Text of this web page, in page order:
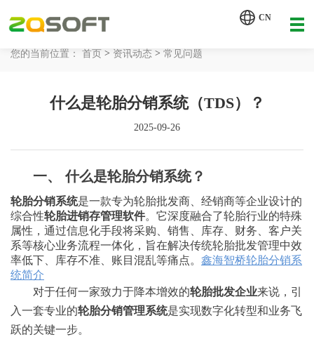
CN
解决方案
客户案例
资讯动态
关于我们
您的当前位置： 首页 > 资讯动态 > 常见问题
什么是轮胎分销系统（TDS）？
2025-09-26
一、 什么是轮胎分销系统？
轮胎分销系统是一款专为轮胎批发商、经销商等企业设计的
综合性轮胎进销存管理软件。它深度融合了轮胎行业的特殊
属性，通过信息化手段将采购、销售、库存、财务、客户关
系等核心业务流程一体化，旨在解决传统轮胎批发管理中效
率低下、库存不准、账目混乱等痛点。 鑫海智桥轮胎分销系
统简介
对于任何一家致力于降本增效的轮胎批发企业来说，引
入一套专业的轮胎分销管理系统是实现数字化转型和业务飞
跃的关键一步。
【AI 智能体重塑企业运营管理.pdf】
详情致电 400-107-7178